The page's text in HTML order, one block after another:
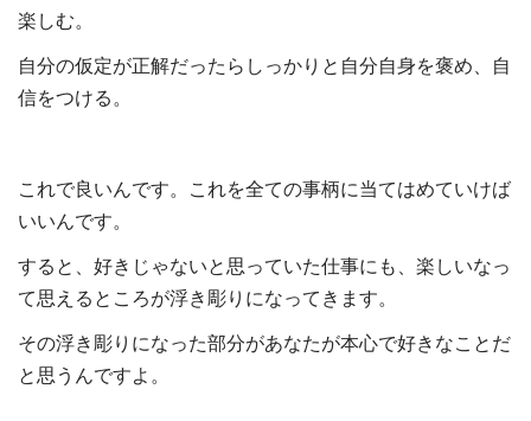
楽しむ。
自分の仮定が正解だったらしっかりと自分自身を褒め、自
信をつける。
これで良いんです。これを全ての事柄に当てはめていけば
いいんです。
すると、好きじゃないと思っていた仕事にも、楽しいなっ
て思えるところが浮き彫りになってきます。
その浮き彫りになった部分があなたが本心で好きなことだ
と思うんですよ。